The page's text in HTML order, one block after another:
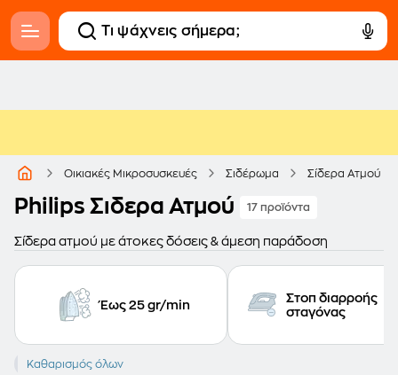
Οικιακές Μικροσυσκευές Σιδέρωμα Σίδερα Ατμού
Philips Σιδερα Ατμού 17 προϊόντα
Σίδερα ατμού με άτοκες δόσεις & άμεση παράδοση
Έως 25 gr/min
Στοπ διαρροής
σταγόνας
PHILIPS
Καθαρισμός όλων